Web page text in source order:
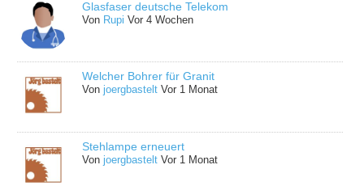
Glasfaser deutsche Telekom
Von Rupi Vor 4 Wochen
Welcher Bohrer für Granit
Vonjoergbastelt Vor 1 Monat
Stehlampe erneuert
Vonjoergbastelt Vor 1 Monat